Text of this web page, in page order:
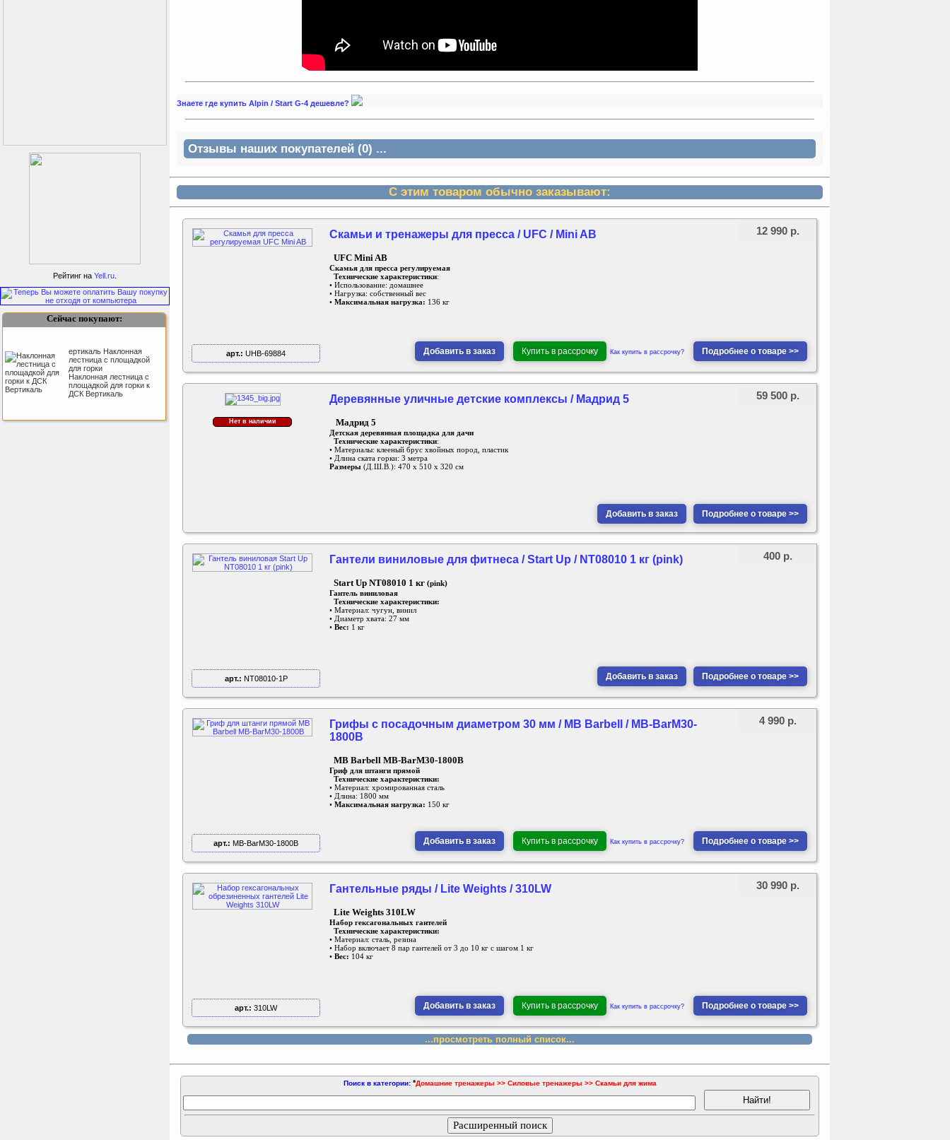
Знаете где купить Alpin / Start G-4 дешевле?
Отзывы наших покупателей (0) ...
С этим товаром обычно заказывают:
Скамьи и тренажеры для пресса / UFC / Mini AB
UFC Mini AB
Cкамья для пресса регулируемая
Технические характеристики:
• Использование: домашнее
• Нагрузка: собственный вес
• Максимальная нагрузка: 136 кг
арт.: UHB-69884 Добавить в заказ Купить в рассрочку Как купить в рассрочку? Подробнее о товаре >>
12 990 р.
Нет в наличии
Деревянные уличные детские комплексы / Мадрид 5
Мадрид 5
Детская деревянная площадка для дачи
Технические характеристики:
• Материалы: клееный брус хвойных пород, пластик
• Длина ската горки: 3 метра
Размеры (Д.Ш.В.): 470 х 510 х 320 см
Добавить в заказ Подробнее о товаре >>
59 500 р.
Гантели виниловые для фитнеса / Start Up / NT08010 1 кг (pink)
Start Up NT08010 1 кг (pink)
Гантель виниловая
Технические характеристики:
• Материал: чугун, винил
• Диаметр хвата: 27 мм
• Вес: 1 кг
арт.: NT08010-1P Добавить в заказ Подробнее о товаре >>
400 р.
Грифы с посадочным диаметром 30 мм / MB Barbell / MB-BarM30-
1800B
MB Barbell MB-BarM30-1800B
Гриф для штанги прямой
Технические характеристики:
• Материал: хромированная сталь
• Длина: 1800 мм
• Максимальная нагрузка: 150 кг
арт.: MB-BarM30-1800B Добавить в заказ Купить в рассрочку Как купить в рассрочку? Подробнее о товаре >>
4 990 р.
Гантельные ряды / Lite Weights / 310LW
Lite Weights 310LW
Набор гексагональных гантелей
Технические характеристики:
• Материал: сталь, резина
• Набор включает 8 пар гантелей от 3 до 10 кг с шагом 1 кг
• Вес: 104 кг
арт.: 310LW Добавить в заказ Купить в рассрочку Как купить в рассрочку? Подробнее о товаре >>
30 990 р.
...просмотреть полный список...
Поиск в категории: *Домашние тренажеры >> Силовые тренажеры >> Скамьи для жима
Расширенный поиск
Рейтинг на Yell.ru
Сейчас покупают:
каркаса для батута
Activity 10
Дуга каркаса для батута
Perfetto Sport Activity 10’
(305 см)
ертикаль Наклонная
лестница с площадкой
для горки
Наклонная лестница с
площадкой для горки к
ДСК Вертикаль